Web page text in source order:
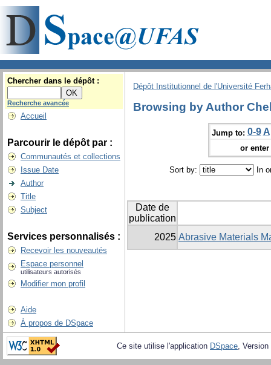
Chercher dans le dépôt :
Recherche avancée
Accueil
Parcourir le dépôt par :
Communautés et collections
Issue Date
Author
Title
Subject
Services personnalisés :
Recevoir les nouveautés
Espace personnel
utilisateurs autorisés
Modifier mon profil
Aide
À propos de DSpace
Dépôt Institutionnel de l'Université
Browsing by Author
Jump to: 0-9 A
or
Sort by: In
Date de
publication
2025 Abrasive Materials
Ce site utilise l'application DSpace,